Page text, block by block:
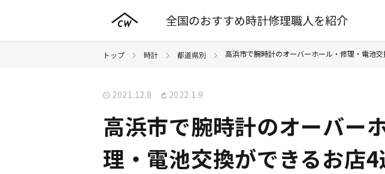
全国のおすすめ時計修理職人を紹介
トップ 時計 都道県別 高浜市で腕時計のオーバーホール・修理・電池
2021.12.8 2022.1.9
高浜市で腕時計のオーバー
理・電池交換ができるお店4